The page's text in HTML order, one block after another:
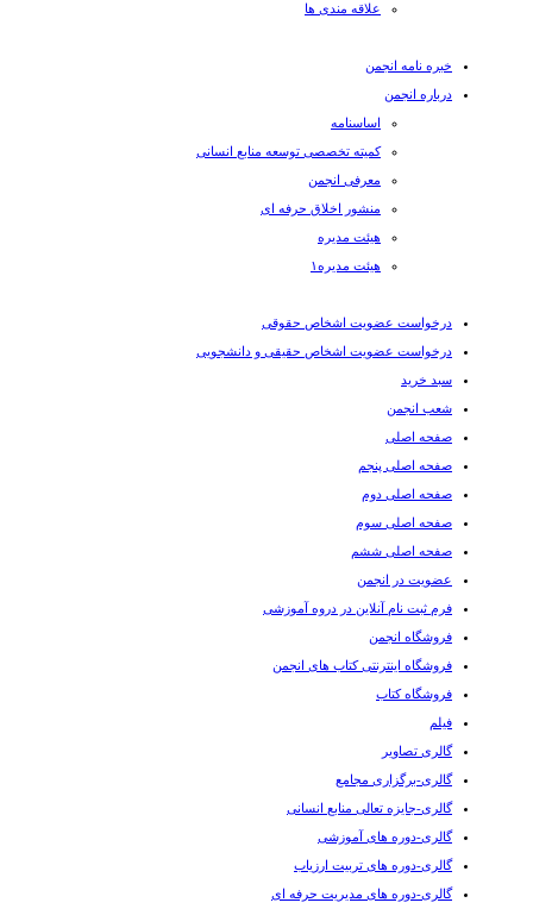
علاقه مندی ها
خبره نامه انجمن
درباره انجمن
اساسنامه
کمیته تخصصی توسعه منابع انسانی
معرفی انجمن
منشور اخلاق حرفه ای
هیئت مدیره
هیئت مدیره۱
درخواست عضویت اشخاص حقوقی
درخواست عضویت اشخاص حقیقی و دانشجویی
سبد خرید
شعب انجمن
صفحه اصلی
صفحه اصلی پنجم
صفحه اصلی دوم
صفحه اصلی سوم
صفحه اصلی ششم
عضویت در انجمن
فرم ثبت نام آنلاین در دروه آموزشی
فروشگاه انجمن
فروشگاه اینترنتی کتاب های انجمن
فروشگاه کتاب
فیلم
گالری تصاویر
گالری-برگزاری مجامع
گالری-جایزه تعالی منابع انسانی
گالری-دوره های آموزشی
گالری-دوره های تربیت ارزیاب
گالری-دوره های مدیریت حرفه ای